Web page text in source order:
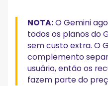
NOTA:O Gemini
todos os planos do
sem custo extra. O
complemento
usuário, então os
fazem parte do